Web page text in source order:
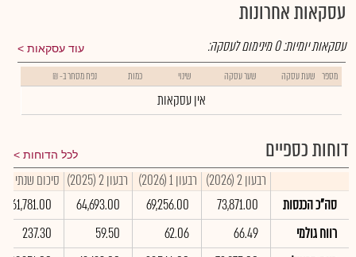
עסקאות אחרונות
עוד עסקאות עסקאות יומיות:0מינימום לעסקה:
מספר שעת עסקה שער עסקה שינוי כמות נפח מסחר ב- ₪
אין עסקאות
דוחות כספיים לכל הדוחות
רבעון 2 (2026) רבעון 1 (2026) רבעון 2 (2025)
סיכום שנתי 2025
סה"כ הכנסות
73,871.00
69,256.00
64,693.00
261,781.00
רווח גולמי
66.49
62.06
59.50
237.30